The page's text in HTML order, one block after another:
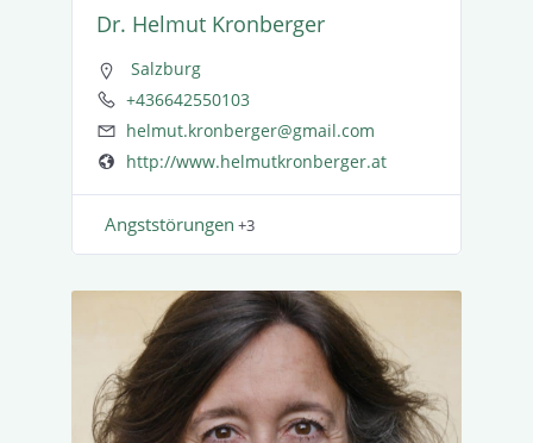
Dr. Helmut Kronberger
Salzburg
+436642550103
helmut.kronberger@gmail.com
http://www.helmutkronberger.at
Angst­stö­rungen +3